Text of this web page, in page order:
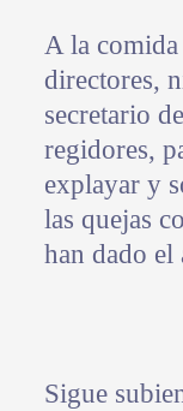
A la
directores,
secretario
regidores,
explayar y
las quejas
han dado el
Sigue